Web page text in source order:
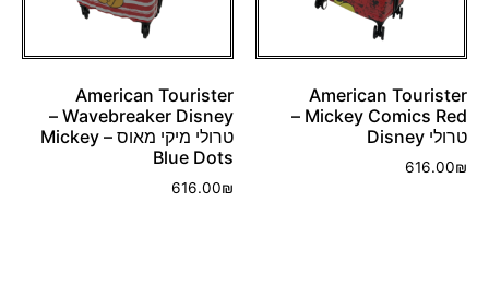
American Tourister
Mickey Comics Red –
טרולי Disney
616.00₪
American Tourister
Wavebreaker Disney –
טרולי מיקי מאוס – Mickey
Blue Dots
616.00₪